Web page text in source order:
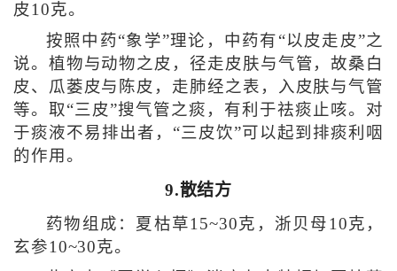
皮10克。
按照中药“象学”理论，中药有“以皮走皮”之
说。植物与动物之皮，径走皮肤与气管，故桑白
皮、瓜蒌皮与陈皮，走肺经之表，入皮肤与气管
等。取“三皮”搜气管之痰，有利于祛痰止咳。对
于痰液不易排出者，“三皮饮”可以起到排痰利咽
的作用。
9.散结方
药物组成：夏枯草15~30克，浙贝母10克，
玄参10~30克。